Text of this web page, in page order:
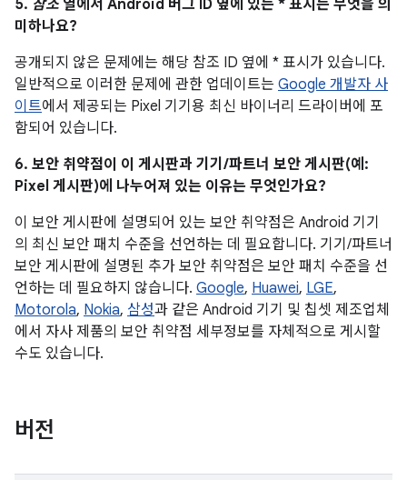
5. 참조열에서 Android 버그 ID 옆에 있는 * 표시는 무엇을 의
미하나요?
공개되지 않은 문제에는 해당 참조 ID 옆에 * 표시가 있습니다.
일반적으로 이러한 문제에 관한 업데이트는 Google 개발자 사
이트에서 제공되는 Pixel 기기용 최신 바이너리 드라이버에 포
함되어 있습니다.
6. 보안 취약점이 이 게시판과 기기/파트너 보안 게시판(예:
Pixel 게시판)에 나누어져 있는 이유는 무엇인가요?
이 보안 게시판에 설명되어 있는 보안 취약점은 Android 기기
의 최신 보안 패치 수준을 선언하는 데 필요합니다. 기기/파트너
보안 게시판에 설명된 추가 보안 취약점은 보안 패치 수준을 선
언하는 데 필요하지 않습니다. Google, Huawei, LGE,
Motorola, Nokia, 삼성과 같은 Android 기기 및 칩셋 제조업체
에서 자사 제품의 보안 취약점 세부정보를 자체적으로 게시할
수도 있습니다.
버전